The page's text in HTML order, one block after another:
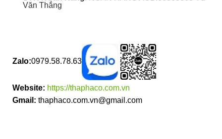
Văn Thắng
Zalo:0979.58.78.63
Website: https://thaphaco.com.vn
Gmail: thaphaco.com.vn@gmail.com